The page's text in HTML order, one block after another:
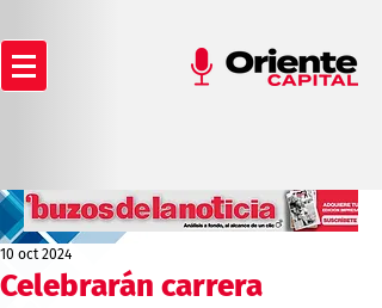
Celebrarán carrera
10 oct 2024